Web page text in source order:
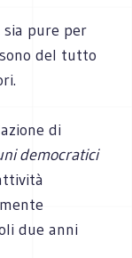
pure per
del tutto
di
democratici
due anni